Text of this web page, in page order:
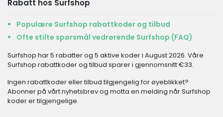
Rabatt hos Surfshop
Populære Surfshop rabattkoder og tilbud
Ofte stilte spørsmål vedrørende Surfshop (FAQ)
Surfshop har 5 rabatter og 5 aktive koder i August 2026. Våre
Surfshop rabattkoder og tilbud sparer i gjennomsnitt €33.
Ingen rabattkoder eller tilbud tilgjengelig for øyeblikket?
Abonner på vårt nyhetsbrev og motta en melding når Surfshop
koder er tilgjengelige.